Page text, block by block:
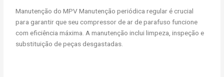
Manutenção do MPV Manutenção periódica regular é crucial
para garantir que seu compressor de ar de parafuso funcione
com eficiência máxima. A manutenção inclui limpeza, inspeção e
substituição de peças desgastadas.